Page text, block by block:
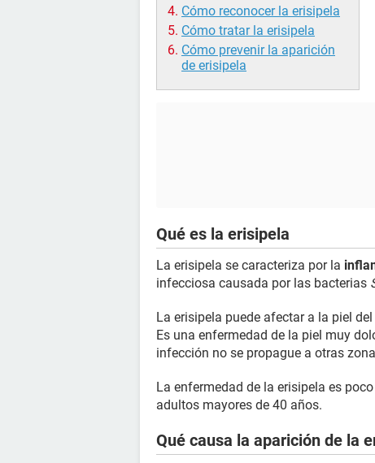
Cómo reconocer la erisipela
Cómo tratar la erisipela
Cómo prevenir la aparición
de erisipela
Qué es la erisipela
La erisipela se caracteriza por la
infecciosa causada por las bacterias
La erisipela puede afectar a la piel
Es una enfermedad de la piel muy
infección no se propague a otras
La enfermedad de la erisipela es
adultos mayores de 40 años.
Qué causa la aparición de la